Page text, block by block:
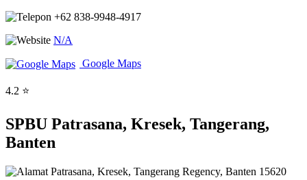
+62 838-9948-4917
N/A
Google Maps
4.2 ⭐
SPBU Patrasana, Kresek, Tangerang,
Banten
Patrasana, Kresek, Tangerang Regency, Banten 15620